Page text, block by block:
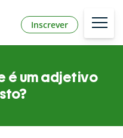
Inscrever
é um adjetivo